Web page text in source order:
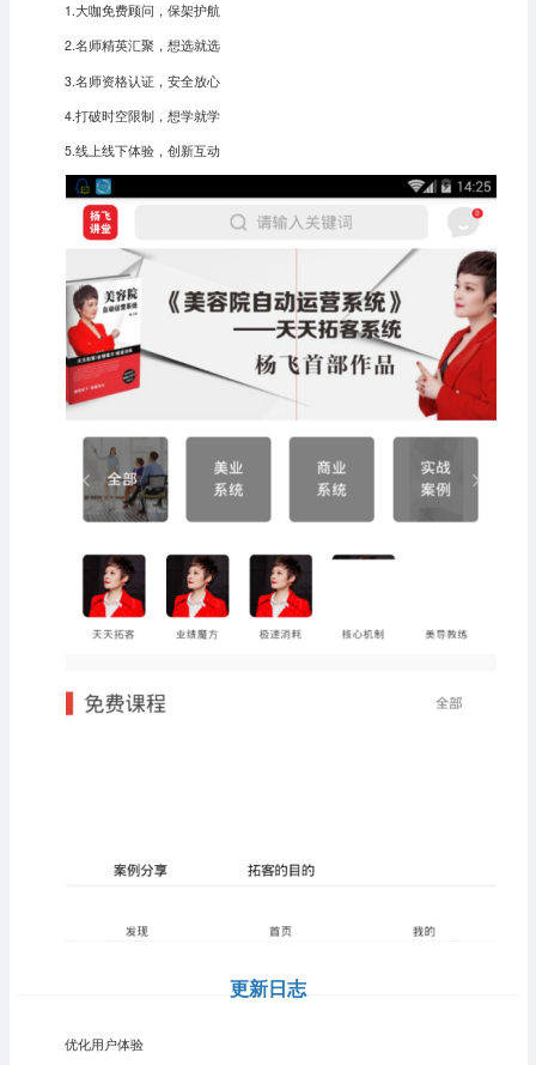
1.大咖免费顾问，保架护航
2.名师精英汇聚，想选就选
3.名师资格认证，安全放心
4.打破时空限制，想学就学
5.线上线下体验，创新互动
更新日志
优化用户体验